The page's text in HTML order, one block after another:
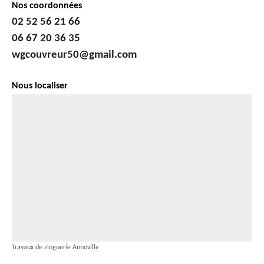
Nos coordonnées
02 52 56 21 66
06 67 20 36 35
wgcouvreur50@gmail.com
Nous localiser
Travaux de zinguerie Annoville